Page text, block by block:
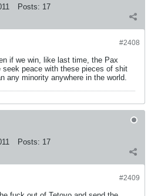
Posts: 17
#2408
if we win, like last time, the Pax
peace with these pieces of shit
any minority anywhere in the world.
Posts: 17
#2409